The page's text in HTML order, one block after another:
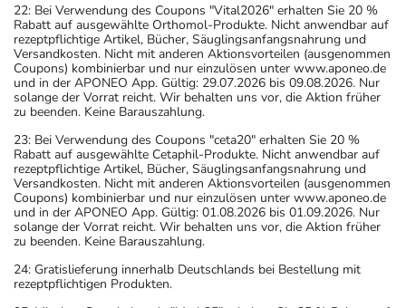
22: Bei Verwendung des Coupons "Vital2026" erhalten Sie 20 %
Rabatt auf ausgewählte Orthomol-Produkte. Nicht anwendbar auf
rezeptpflichtige Artikel, Bücher, Säuglingsanfangsnahrung und
Versandkosten. Nicht mit anderen Aktionsvorteilen (ausgenommen
Coupons) kombinierbar und nur einzulösen unter www.aponeo.de
und in der APONEO App. Gültig: 29.07.2026 bis 09.08.2026. Nur
solange der Vorrat reicht. Wir behalten uns vor, die Aktion früher
zu beenden. Keine Barauszahlung.
23: Bei Verwendung des Coupons "ceta20" erhalten Sie 20 %
Rabatt auf ausgewählte Cetaphil-Produkte. Nicht anwendbar auf
rezeptpflichtige Artikel, Bücher, Säuglingsanfangsnahrung und
Versandkosten. Nicht mit anderen Aktionsvorteilen (ausgenommen
Coupons) kombinierbar und nur einzulösen unter www.aponeo.de
und in der APONEO App. Gültig: 01.08.2026 bis 01.09.2026. Nur
solange der Vorrat reicht. Wir behalten uns vor, die Aktion früher
zu beenden. Keine Barauszahlung.
24: Gratislieferung innerhalb Deutschlands bei Bestellung mit
rezeptpflichtigen Produkten.